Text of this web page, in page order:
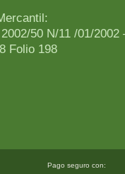
50 N/11 /01/2002
Folio 198
Pago seguro con: